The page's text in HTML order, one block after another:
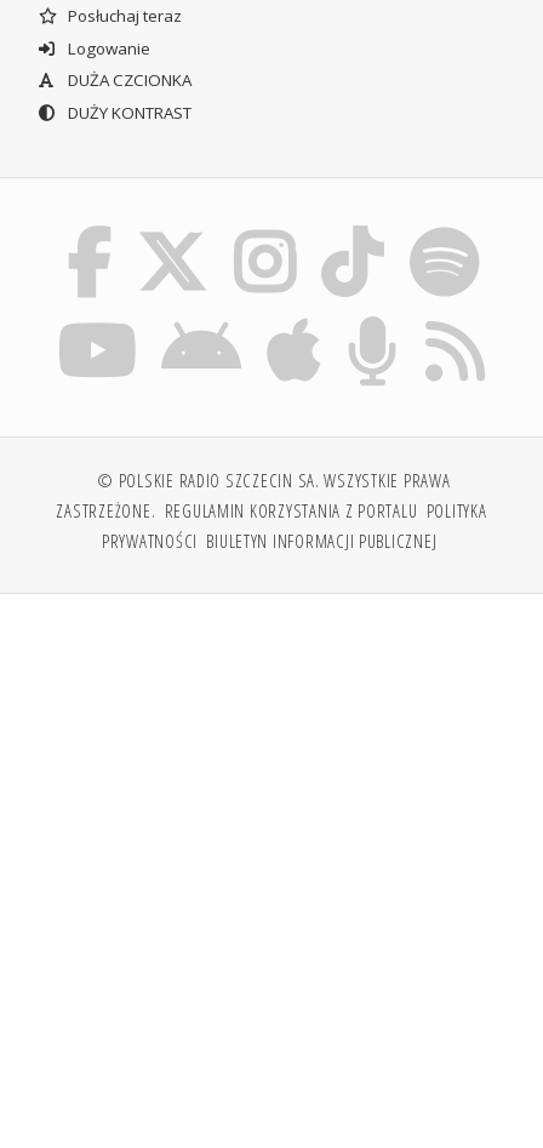
Posłuchaj teraz
Logowanie
DUŻA CZCIONKA
DUŻY KONTRAST
© POLSKIE RADIO SZCZECIN SA. WSZYSTKIE PRAWA
ZASTRZEŻONE. REGULAMIN KORZYSTANIA Z PORTALU POLITYKA
PRYWATNOŚCI BIULETYN INFORMACJI PUBLICZNEJ